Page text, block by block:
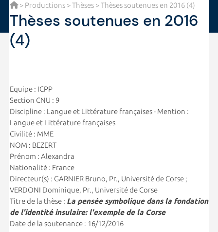
> Productions>Thèses> Thèses soutenues en 2016 (4)
Thèses soutenues en 2016
(4)
Equipe : ICPP
Section CNU : 9
Discipline : Langue et Littérature françaises - Mention :
Langue et Littérature françaises
Civilité : MME
NOM : BEZERT
Prénom : Alexandra
Nationalité : France
Directeur(s) : GARNIER Bruno, Pr., Université de Corse ;
VERDONI Dominique, Pr., Université de Corse
Titre de la thèse : La pensée symbolique dans la fondation
de l'identité insulaire: l'exemple de la Corse
Date de la soutenance : 16/12/2016